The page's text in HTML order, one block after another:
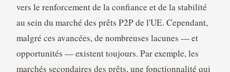
vers le renforcement de la confiance et de la stabilité
au sein du marché des prêts P2P de l'UE. Cependant,
malgré ces avancées, de nombreuses lacunes — et
opportunités — existent toujours. Par exemple, les
marchés secondaires des prêts, une fonctionnalité qui